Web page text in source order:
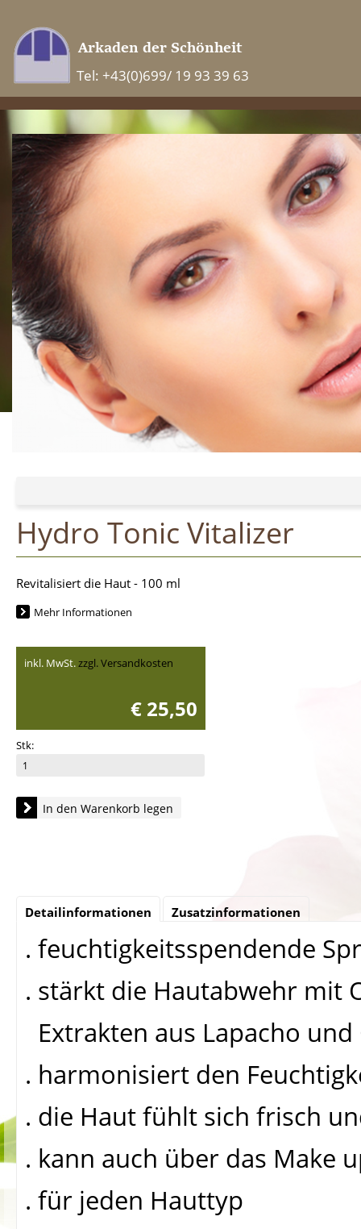
Tel: +43(0)699/ 19 93 39 63
Hydro Tonic Vitalizer
Revitalisiert die Haut - 100 ml
Mehr Informationen
inkl. MwSt.zzgl. Versandkosten
€ 25,50
Stk:
In den Warenkorb legen
Detailinformationen Zusatzinformationen
. feuchtigkeitsspendende
. stärkt die Hautabwehr mit
Extrakten aus Lapacho
. harmonisiert den
. die Haut fühlt sich frisch
. kann auch über das Make
. für jeden Hauttyp